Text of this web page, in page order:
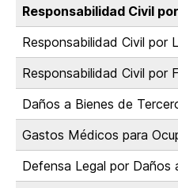
Responsabilidad Civil
Responsabilidad Civil por
Responsabilidad Civil por
Daños a Bienes de
Gastos Médicos para
Defensa Legal por Daños